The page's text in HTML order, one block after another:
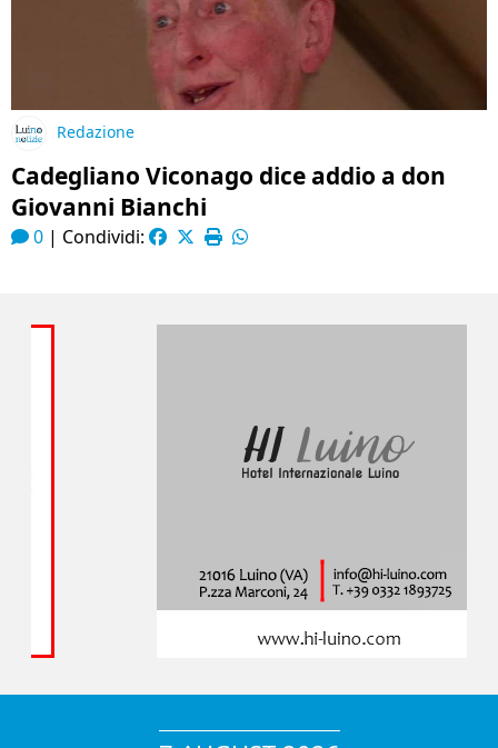
Redazione
Cadegliano Viconago dice addio a don
Giovanni Bianchi
0 | Condividi: